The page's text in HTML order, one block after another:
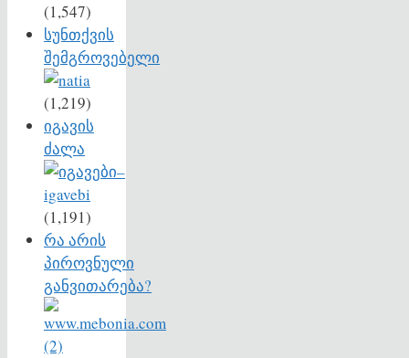
(1,547)
სუნთქვის
შემგროვებელი
(1,219)
იგავის
ძალა
(1,191)
რა არის
პიროვნული
განვითარება?